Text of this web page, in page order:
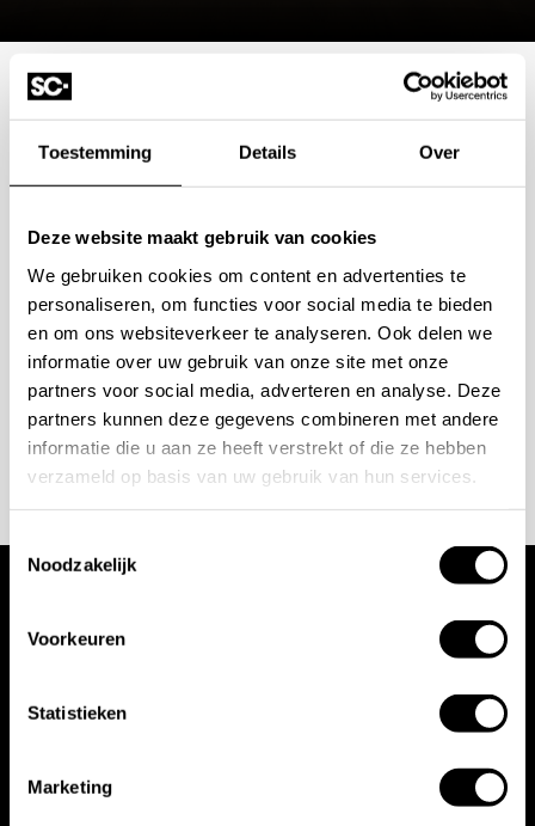
Toestemming Details Over
Deze website maakt gebruik van cookies
We gebruiken cookies om content en advertenties te
personaliseren, om functies voor social media te bieden
en om ons websiteverkeer te analyseren. Ook delen we
informatie over uw gebruik van onze site met onze
partners voor social media, adverteren en analyse. Deze
partners kunnen deze gegevens combineren met andere
informatie die u aan ze heeft verstrekt of die ze hebben
verzameld op basis van uw gebruik van hun services.
Toestemmingsselectie
Noodzakelijk
Voorkeuren
Statistieken
Marketing
Mogelijkheden
bespreken?
Wilt u ook iedere dag genieten van een luxe badkamer?
Neem contact met ons op voor een intake gesprek.
projects@stonecompany.nl
AFSPRAAK MAKEN
Wij werken met
toonaangevende